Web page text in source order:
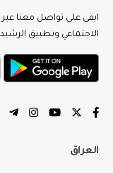
ابقى على تواصل معنا
الاجتماعي وتطبيق
العراق